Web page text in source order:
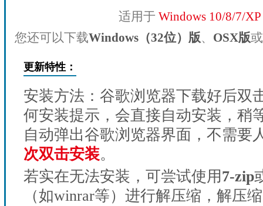
适用于 Windows 10/8/7/
您还可以下载Windows（32位）版、 OSX版或
更新特性：
安装方法：谷歌浏览器下载好后双
何安装提示，会直接自动安装，稍
自动弹出谷歌浏览器界面，不需要
次双击安装。
若实在无法安装，可尝试使用7-zip
（如winrar等）进行解压缩，解压